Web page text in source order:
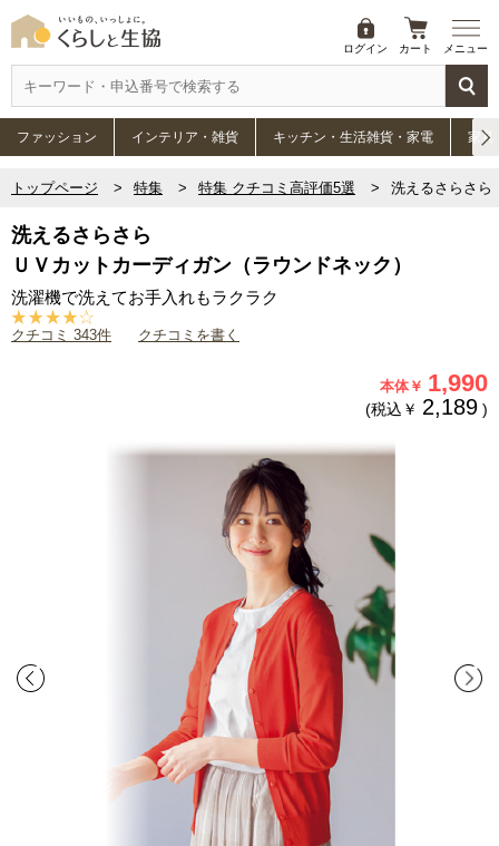
ログイン カート メニュー
ファッション インテリア・雑貨 キッチン・生活雑貨・家電 家具
トップページ 特集 特集 クチコミ高評価5選 洗えるさらさら
洗えるさらさら
ＵＶカットカーディガン（ラウンドネック）
洗濯機で洗えてお手入れもラクラク
クチコミ 343件 クチコミを書く
本体￥ 1,990
(税込￥ 2,189 )